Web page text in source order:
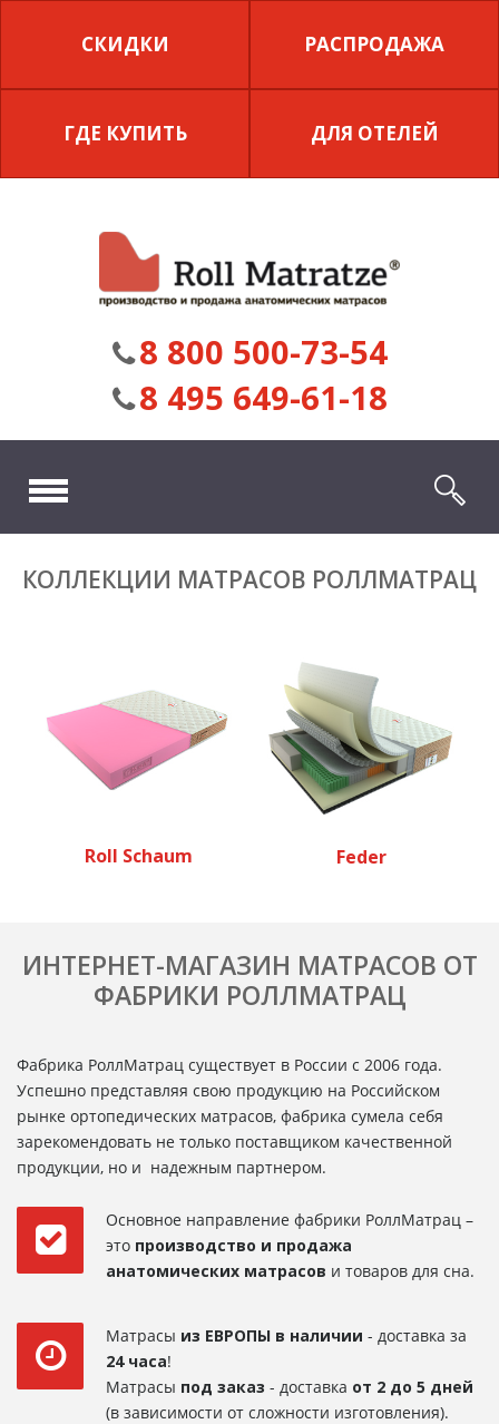
СКИДКИ РАСПРОДАЖА
ГДЕ КУПИТЬ ДЛЯ ОТЕЛЕЙ
8 800 500-73-54
8 495 649-61-18
КОЛЛЕКЦИИ МАТРАСОВ РОЛЛМАТРАЦ
Roll Schaum Feder
ИНТЕРНЕТ-МАГАЗИН МАТРАСОВ ОТ
ФАБРИКИ РОЛЛМАТРАЦ
Фабрика РоллМатрац существует в России с 2006 года.
Успешно представляя свою продукцию на Российском
рынке ортопедических матрасов, фабрика сумела себя
зарекомендовать не только поставщиком качественной
продукции, но и надежным партнером.
Основное направление фабрики РоллМатрац –
это производство и продажа
анатомических матрасов и товаров для сна.
Матрасы из ЕВРОПЫ в наличии - доставка за
24 часа!
Матрасы под заказ - доставка от 2 до 5 дней
(в зависимости от сложности изготовления).